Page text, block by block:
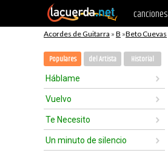
canciones
Acordes de Guitarra » B »Beto Cuevas
Populares del Artista Historial
Háblame
Vuelvo
Te Necesito
Un minuto de silencio